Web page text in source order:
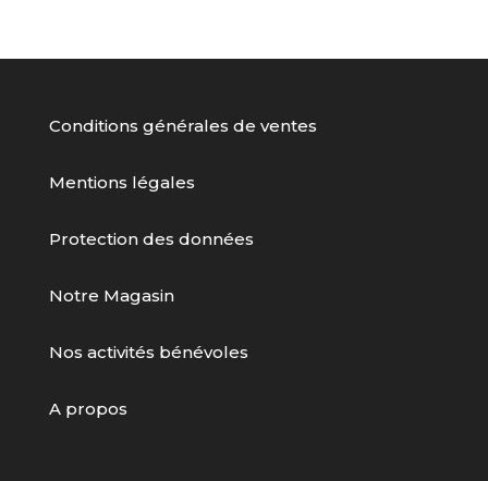
Conditions générales de ventes
Mentions légales
Protection des données
Notre Magasin
Nos activités bénévoles
A propos